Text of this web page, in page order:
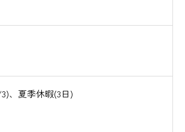
、夏季休暇(3日)